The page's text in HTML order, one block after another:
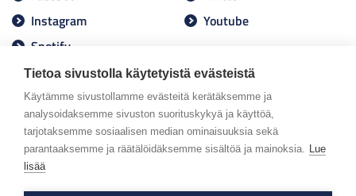
Tietoa sivustolla käytetyistä evästeistä
Käytämme sivustollamme evästeitä kerätäksemme ja
analysoidaksemme sivuston suorituskykyä ja käyttöä,
tarjotaksemme sosiaalisen median ominaisuuksia sekä
parantaaksemme ja räätälöidäksemme sisältöä ja mainoksia. Lue
lisää
Instagram
Youtube
Spotify